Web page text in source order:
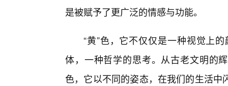
是被赋予了更广泛的情感与功能。
“黄”色，它不仅仅是一种视觉上
体，一种哲学的思考。从古老文明的
色，它以不同的姿态，在我们的生活